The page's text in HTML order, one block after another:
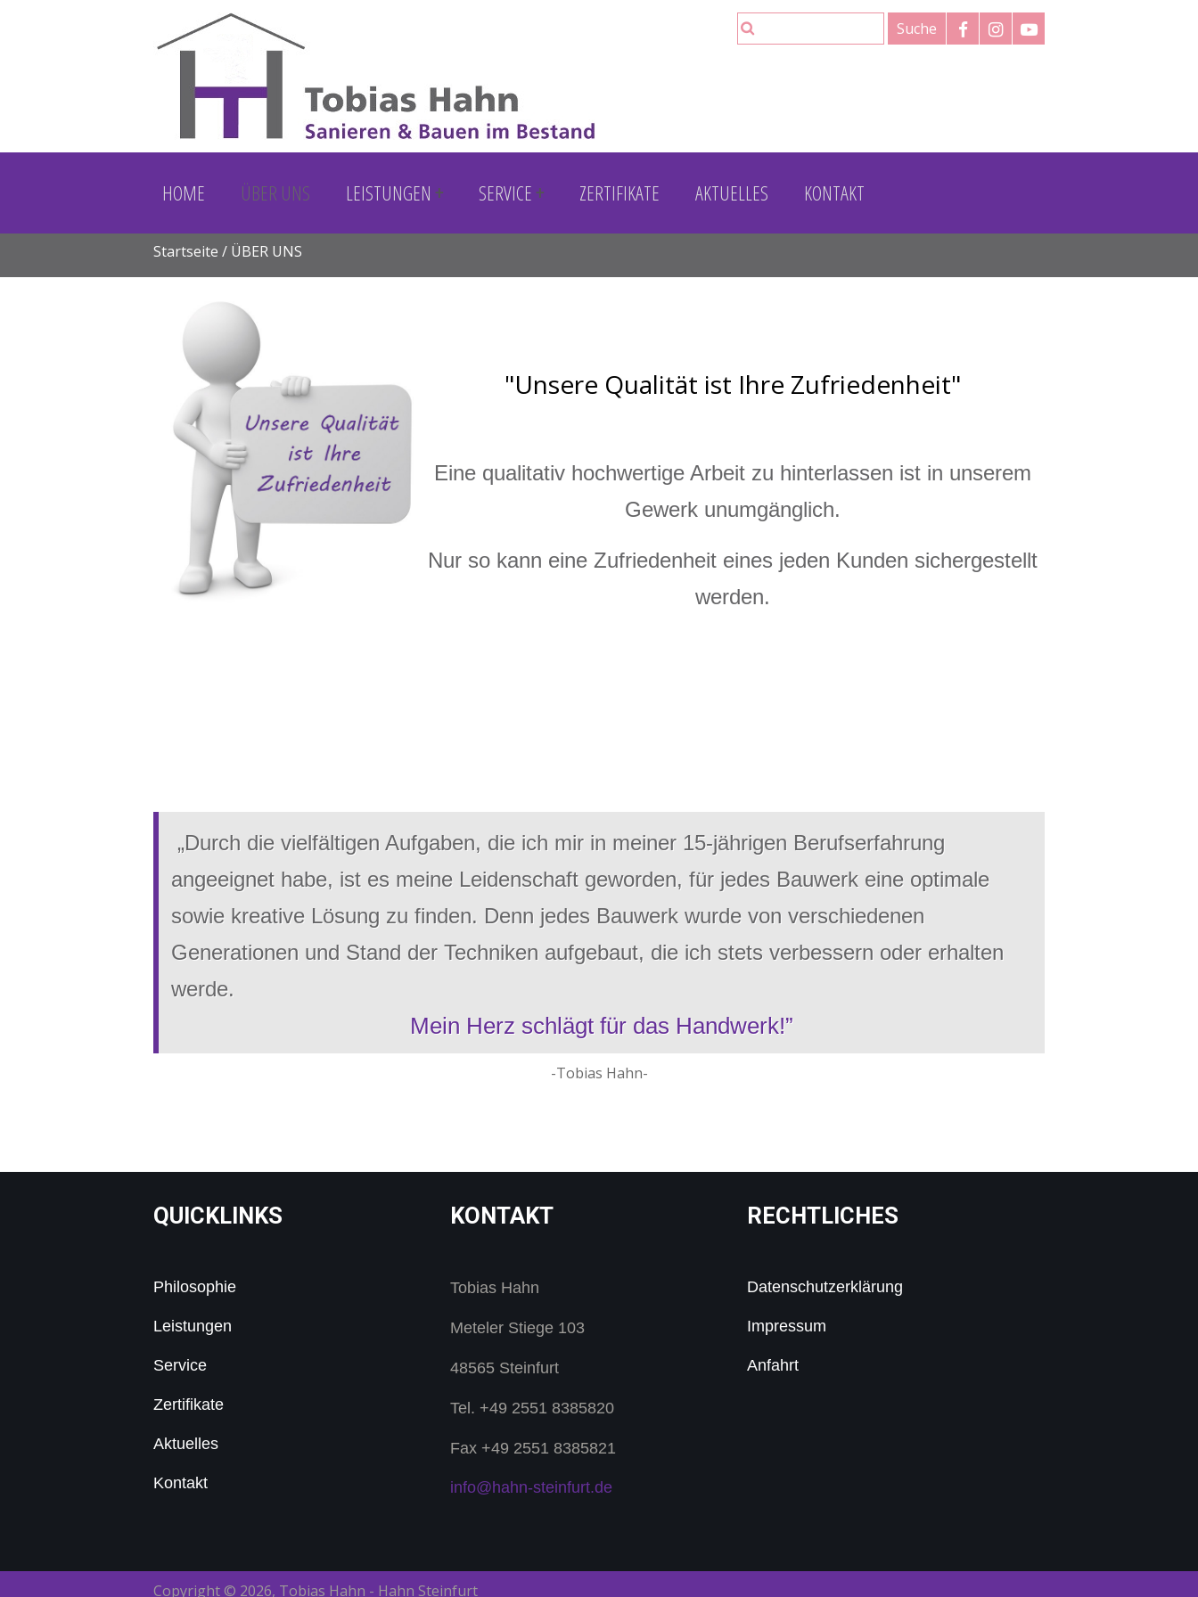
Suchformular
Suche
HOME ÜBER UNS LEISTUNGEN SERVICE ZERTIFIKATE AKTUELLES KONTAKT
Sie sind hier
Startseite / ÜBER UNS
"Unsere Qualität ist Ihre Zufriedenheit"
Eine qualitativ hochwertige Arbeit zu hinterlassen ist in unserem
Gewerk unumgänglich.
Nur so kann eine Zufriedenheit eines jeden Kunden sichergestellt
werden.
„Durch die vielfältigen Aufgaben, die ich mir in meiner 15-jährigen Berufserfahrung
angeeignet habe, ist es meine Leidenschaft geworden, für jedes Bauwerk eine optimale
sowie kreative Lösung zu finden. Denn jedes Bauwerk wurde von verschiedenen
Generationen und Stand der Techniken aufgebaut, die ich stets verbessern oder erhalten
werde.
Mein Herz schlägt für das Handwerk!”
-Tobias Hahn-
QUICKLINKS
Philosophie
Leistungen
Service
Zertifikate
Aktuelles
Kontakt
KONTAKT
Tobias Hahn
Meteler Stiege 103
48565 Steinfurt
Tel. +49 2551 8385820
Fax +49 2551 8385821
info@hahn-steinfurt.de
RECHTLICHES
Datenschutzerklärung
Impressum
Anfahrt
Copyright © 2026, Tobias Hahn - Hahn Steinfurt